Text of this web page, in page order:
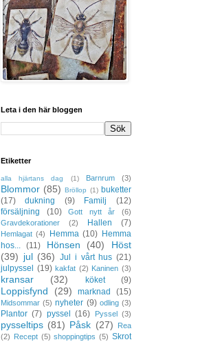
Leta i den här bloggen
Etiketter
alla hjärtans dag (1) Barnrum (3)
Blommor (85) Bröllop (1) buketter
(17)
dukning (9) Familj
(12)
försäljning
(10) Gott nytt år
(6)
Gravdekorationer
(2) Hallen (7)
Hemlagat (4) Hemma (10) Hemma
hos...
(11) Hönsen (40)
Höst
(39) jul (36) Jul i vårt hus (21)
julpyssel
(19) kakfat (2) Kaninen (3)
kransar (32) köket (9)
Loppisfynd (29) marknad (15)
Midsommar (5) nyheter (9) odling (3)
Plantor (7) pyssel (16) Pyssel (3)
pysseltips (81) Påsk (27)
Rea
(2) Recept (5) shoppingtips (5) Skrot